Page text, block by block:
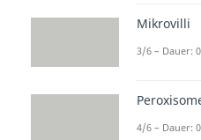
Bei der
aktiven
besteht
Mikrovilli
3/6 – Dauer:
4/6 – Dauer: